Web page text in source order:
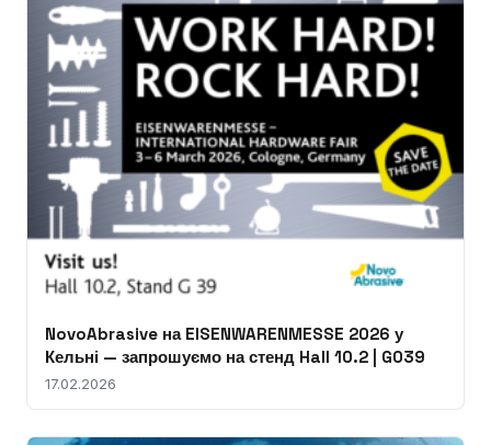
NovoAbrasive на EISENWARENMESSE 2026 у
Кельні — запрошуємо на стенд Hall 10.2 | G039
17.02.2026